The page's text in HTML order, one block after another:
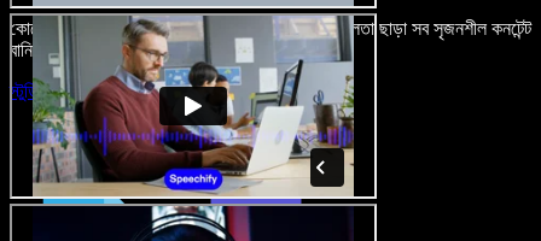
কোনো শেখার ঝামেলা নেই, শুধু ব্রাউজারে খুলুন—আর দুর্বলতা ছাড়া সব সৃজনশীল কনটেন্ট
বানিয়ে ফেলুন।
স্টুডিও চালু করুন